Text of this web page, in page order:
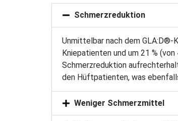
Schmerzreduktion
Unmittelbar nach dem GLA:D®-
Kniepatienten und um 21 %
Schmerzreduktion
den Hüftpatienten, was
Weniger Schmerzmittel